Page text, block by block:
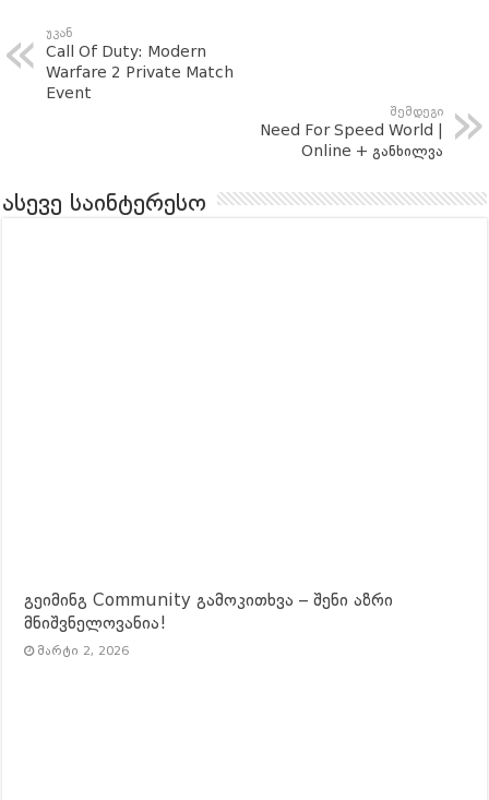
უკან
Call Of Duty: Modern
Warfare 2 Private Match
Event
შემდეგი
Need For Speed World |
Online + განხილვა
ასევე საინტერესო
გეიმინგ Community გამოკითხვა – შენი აზრი
მნიშვნელოვანია!
მარტი 2, 2026